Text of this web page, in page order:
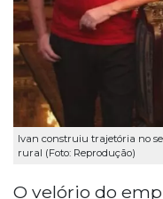
Ivan construiu trajetória no
rural (Foto: Reprodução)
O velório do